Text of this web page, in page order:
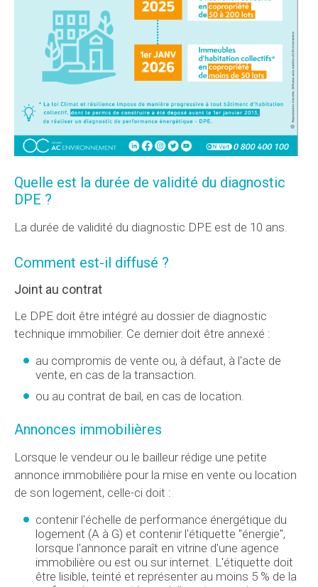
Quelle est la durée de validité du diagnostic
DPE ?
La durée de validité du diagnostic DPE est de 10 ans.
Comment est-il diffusé ?
Joint au contrat
Le DPE doit être intégré au dossier de diagnostic
technique immobilier. Ce dernier doit être annexé :
au compromis de vente ou, à défaut, à l'acte de
vente, en cas de la transaction.
ou au contrat de bail, en cas de location.
Annonces immobilières
Lorsque le vendeur ou le bailleur rédige une petite
annonce immobilière pour la mise en vente ou location
de son logement, celle-ci doit :
contenir l'échelle de performance énergétique du
logement (A à G) et contenir l'étiquette "énergie",
lorsque l'annonce paraît en vitrine d'une agence
immobilière ou est ou sur internet. L'étiquette doit
être lisible, teinté et représenter au moins 5 % de la